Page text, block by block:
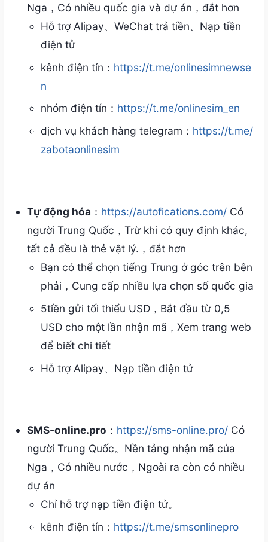
Nga，Có nhiều quốc gia và dự án，đắt hơn
Hỗ trợ Alipay、WeChat trả tiền、Nạp tiền
điện tử
kênh điện tín： https://t.me/onlinesimnewse
n
nhóm điện tín： https://t.me/onlinesim_en
dịch vụ khách hàng telegram： https://t.me/
zabotaonlinesim
Tự động hóa ： https://autofications.com/ Có
người Trung Quốc，Trừ khi có quy định khác,
tất cả đều là thẻ vật lý.，đắt hơn
Bạn có thể chọn tiếng Trung ở góc trên bên
phải，Cung cấp nhiều lựa chọn số quốc gia
5tiền gửi tối thiểu USD，Bắt đầu từ 0,5
USD cho một lần nhận mã，Xem trang web
để biết chi tiết
Hỗ trợ Alipay、Nạp tiền điện tử
SMS-online.pro ： https://sms-online.pro/ Có
người Trung Quốc。Nền tảng nhận mã của
Nga，Có nhiều nước，Ngoài ra còn có nhiều
dự án
Chỉ hỗ trợ nạp tiền điện tử。
kênh điện tín： https://t.me/smsonlinepro